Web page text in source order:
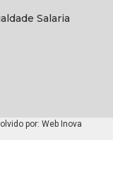
Salaria
por: Web Inova